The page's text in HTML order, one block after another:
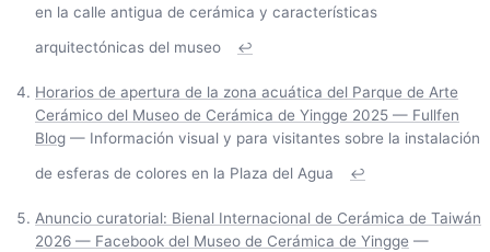
en la calle antigua de cerámica y características
arquitectónicas del museo
↩
Horarios de apertura de la zona acuática del Parque de Arte
Cerámico del Museo de Cerámica de Yingge 2025 — Fullfen
Blog — Información visual y para visitantes sobre la instalación
de esferas de colores en la Plaza del Agua
↩
Anuncio curatorial: Bienal Internacional de Cerámica de Taiwán
2026 — Facebook del Museo de Cerámica de Yingge —